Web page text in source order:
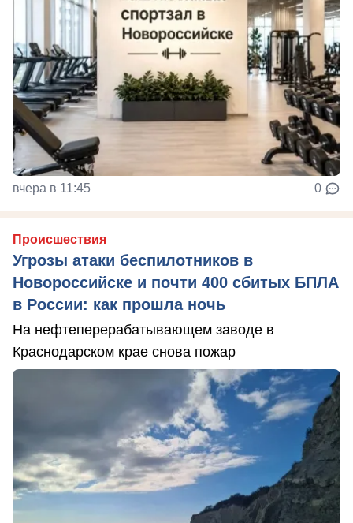
вчера в 11:45 0
Происшествия
Угрозы атаки беспилотников в
Новороссийске и почти 400 сбитых БПЛА
в России: как прошла ночь
На нефтеперерабатывающем заводе в
Краснодарском крае снова пожар